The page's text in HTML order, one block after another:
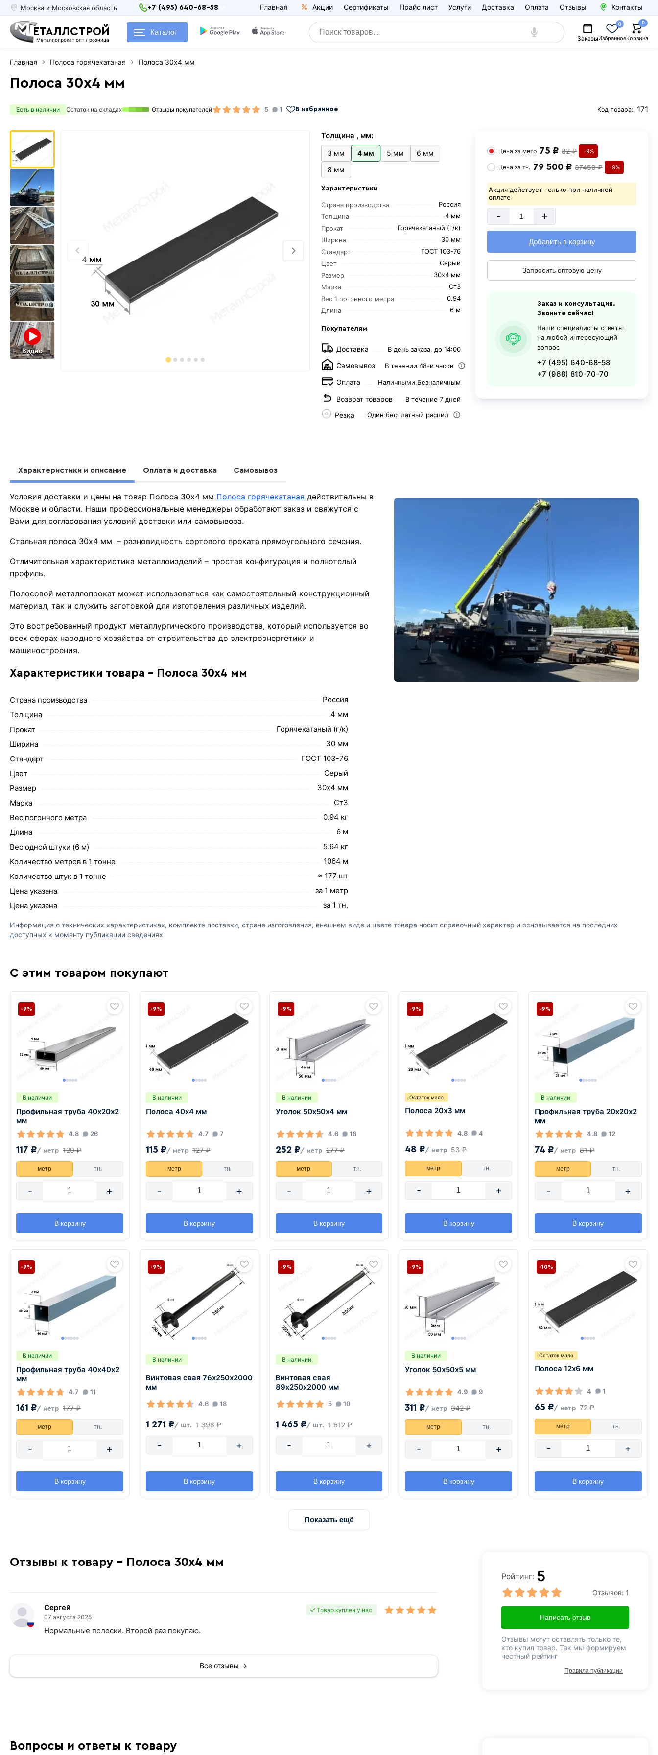
Москва и Московская область +7 (495) 640-68-58 Главная Акции Сертификаты Прайс лист Услуги Доставка Оплата Отзывы Контакты
ЕТАЛЛСТРОЙ
Металлопрокат опт / розница
Каталог
ЗаказыИзбранное
0
Корзина
0
Главная Полоса горячекатаная Полоса 30х4 мм
Полоса 30х4 мм
Есть в наличии Остаток на складах Отзывы покупателей 5 1 В избранное Код товара: 171
Видео
Толщина , мм:
3 мм 4 мм 5 мм
6 мм
8 мм
Характеристики
Страна производства
Россия
Толщина
4 мм
Прокат
Горячекатаный (г/к)
Ширина
30 мм
Стандарт
ГОСТ 103-76
Цвет
Серый
Размер
30х4 мм
Марка
Ст3
Вес 1 погонного метра
0.94
Длина
6 м
Покупателям
Доставка В день заказа, до 14:00
Самовывоз В течении 48-и часов
Оплата Наличными,Безналичным
Возврат товаров В течение 7 дней
Резка Один бесплатный распил
Цена за метр 75 ₽ 82 ₽ -9%
Цена затн. 79 500 ₽ 87450 ₽ -9%
Акция действует только при наличной
оплате
- +
Добавить в корзину
Запросить оптовую цену
Заказ и консультация.
Звоните сейчас!
Наши специалисты ответят
на любой интересующий
вопрос
+7 (495) 640-68-58
+7 (968) 810-70-70
Характеристики и описание Оплата и доставка Самовывоз
Условия доставки и цены на товар Полоса 30х4 мм Полоса горячекатаная действительны в
Москве и области. Наши профессиональные менеджеры обработают заказ и свяжутся с
Вами для согласования условий доставки или самовывоза.
Стальная полоса 30х4 мм – разновидность сортового проката прямоугольного сечения.
Отличительная характеристика металлоизделий – простая конфигурация и полнотелый
профиль.
Полосовой металлопрокат может использоваться как самостоятельный конструкционный
материал, так и служить заготовкой для изготовления различных изделий.
Это востребованный продукт металлургического производства, который используется во
всех сферах народного хозяйства от строительства до электроэнергетики и
машиностроения.
Характеристики товара - Полоса 30х4 мм
Страна производства
Россия
Толщина
4 мм
Прокат
Горячекатаный (г/к)
Ширина
30 мм
Стандарт
ГОСТ 103-76
Цвет
Серый
Размер
30х4 мм
Марка
Ст3
Вес погонного метра
0.94 кг
Длина
6 м
Вес одной штуки (6 м)
5.64 кг
Количество метров в 1 тонне
1064 м
Количество штук в 1 тонне
≈ 177 шт
Цена указана
за 1 метр
Цена указана
за 1 тн.
Информация о технических характеристиках, комплекте поставки, стране изготовления, внешнем виде и цвете товара носит справочный характер и основывается на последних
доступных к моменту публикации сведениях
С этим товаром покупают
В наличии
Профильная труба 40х20х2
мм
4.8 26
117 ₽/ метр 129 ₽
-9%
метр тн.
- +
В корзину
В наличии
Полоса 40х4 мм
4.7 7
115 ₽/ метр 127 ₽
-9%
метр тн.
- +
В корзину
В наличии
Уголок 50х50х4 мм
4.6 16
252 ₽/ метр 277 ₽
-9%
метр тн.
- +
В корзину
Остаток мало
Полоса 20х3 мм
4.8 4
48 ₽/ метр 53 ₽
-9%
метр тн.
- +
В корзину
В наличии
Профильная труба 20х20х2
мм
4.8 12
74 ₽/ метр 81 ₽
-9%
метр тн.
- +
В корзину
В наличии
Профильная труба 40х40х2
мм
4.7 11
161 ₽/ метр 177 ₽
-9%
метр тн.
- +
В корзину
В наличии
Винтовая свая 76х250х2000
мм
4.6 18
1 271 ₽/ шт. 1 398 ₽
-9%
- +
В корзину
В наличии
Винтовая свая
89х250х2000 мм
5 10
1 465 ₽/ шт. 1 612 ₽
-9%
- +
В корзину
В наличии
Уголок 50х50х5 мм
4.9 9
311 ₽/ метр 342 ₽
-9%
метр тн.
- +
В корзину
Остаток мало
Полоса 12х6 мм
4 1
65 ₽/ метр 72 ₽
-10%
метр тн.
- +
В корзину
Показать ещё
Отзывы к товару - Полоса 30х4 мм
Сергей
07 августа 2025
Товар куплен у нас
Нормальные полоски. Второй раз покупаю.
Все отзывы →
Рейтинг: 5
Отзывов: 1
Написать отзыв
Отзывы могут оставлять только те,
кто купил товар. Так мы формируем
честный рейтинг
Правила публикации
Вопросы и ответы к товару